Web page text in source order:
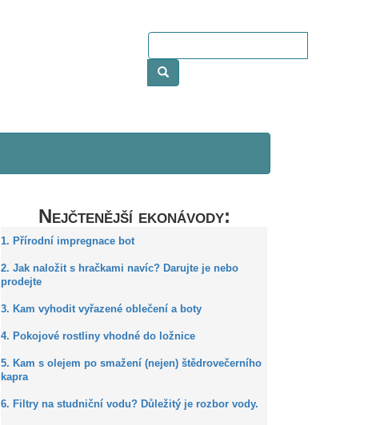
Nejčtenější ekonávody:
1. Přírodní impregnace bot
2. Jak naložit s hračkami navíc? Darujte je nebo
prodejte
3. Kam vyhodit vyřazené oblečení a boty
4. Pokojové rostliny vhodné do ložnice
5. Kam s olejem po smažení (nejen) štědrovečerního
kapra
6. Filtry na studniční vodu? Důležitý je rozbor vody.